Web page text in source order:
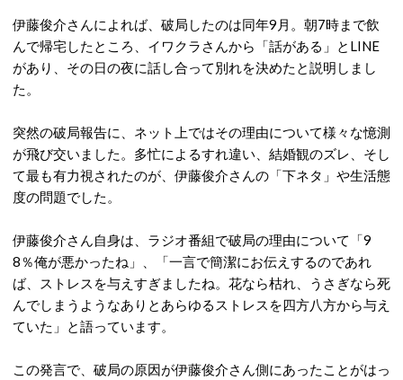
伊藤俊介さんによれば、破局したのは同年9月。 朝7時まで飲
んで帰宅したところ、イワクラさんから「話がある」とLINE
があり、その日の夜に話し合って別れを決めたと説明しまし
た。
突然の破局報告に、ネット上ではその理由について様々な憶測
が飛び交いました。多忙によるすれ違い、結婚観のズレ、そし
て最も有力視されたのが、伊藤俊介さんの「下ネタ」や生活態
度の問題でした。
伊藤俊介さん自身は、ラジオ番組で破局の理由について「9
8％俺が悪かったね」、「一言で簡潔にお伝えするのであれ
ば、ストレスを与えすぎましたね。花なら枯れ、うさぎなら死
んでしまうようなありとあらゆるストレスを四方八方から与え
ていた」と語っています。
この発言で、破局の原因が伊藤俊介さん側にあったことがはっ